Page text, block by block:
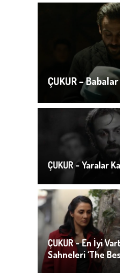
ÇUKUR –
ÇUKUR – Yaralar
ÇUKUR – En İyi
Sahneleri ‘The